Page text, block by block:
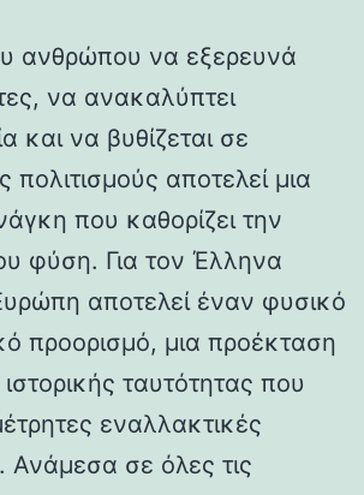
ανθρώπου να εξερευνά
να ανακαλύπτει
και να βυθίζεται σε
πολιτισμούς αποτελεί μια
που καθορίζει την
φύση. Για τον Έλληνα
αποτελεί έναν φυσικό
προορισμό, μια προέκταση
ταυτότητας που
εναλλακτικές
Ανάμεσα σε όλες τις